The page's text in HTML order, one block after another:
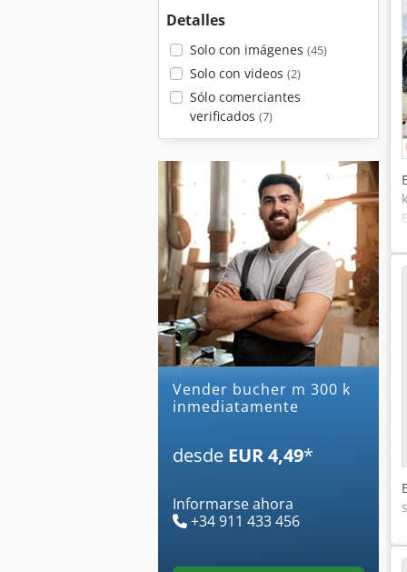
Detalles
Solo con imágenes (45)
Solo con videos (2)
Sólo comerciantes
verificados (7)
Vender bucher m 300 k
inmediatamente
desde EUR 4,49*
Informarse ahora
+34 911 433 456